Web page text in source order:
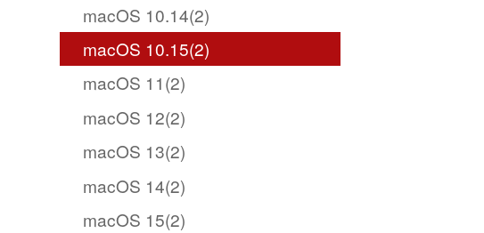
macOS 10.14(2)
macOS 10.15(2)
macOS 11(2)
macOS 12(2)
macOS 13(2)
macOS 14(2)
macOS 15(2)